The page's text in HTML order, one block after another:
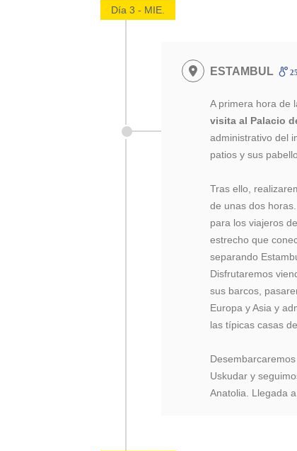
Día 3 - MIE.
ESTAMBUL
A primera hora de
visita al Palacio
administrativo del
patios y sus
Tras ello,
de unas dos
para los viajeros
estrecho que
separando
Disfrutaremos
sus barcos,
Europa y Asia y
las típicas casas
Uskudar y
Anatolia. Llegada a